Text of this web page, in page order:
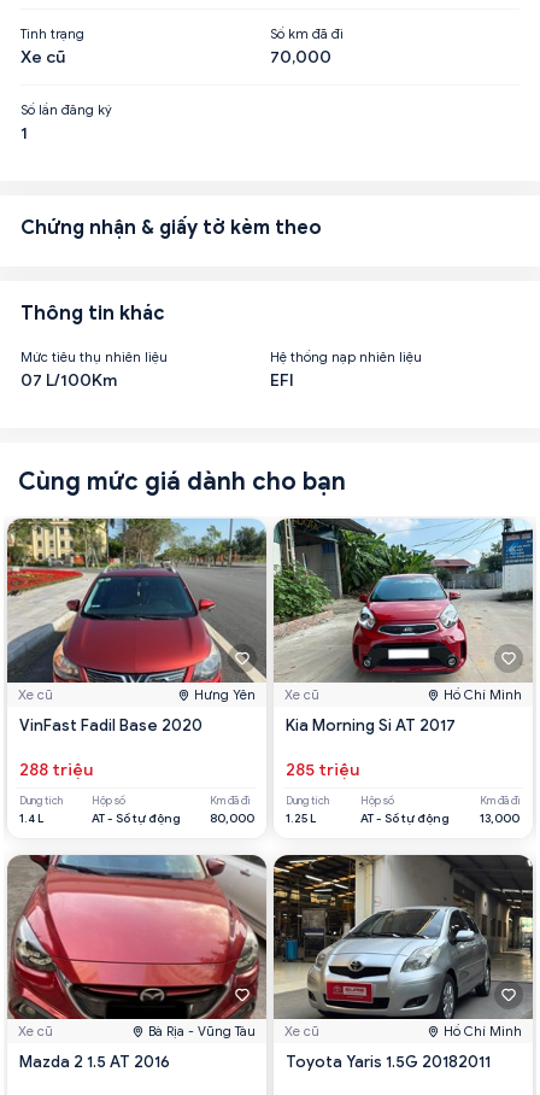
Tình trạng
Xe cũ
Số km đã đi
70,000
Số lần đăng ký
1
Chứng nhận & giấy tờ kèm theo
Thông tin khác
Mức tiêu thụ nhiên liệu
07 L/100Km
Hệ thống nạp nhiên liệu
EFI
Cùng mức giá dành cho bạn
Xe cũ Hưng Yên
VinFast Fadil Base 2020
288 triệu
Dung tích
1.4 L
Hộp số
AT - Số tự động
Km đã đi
80,000
Xe cũ Bà Rịa - Vũng Tàu
Mazda 2 1.5 AT 2016
Xe cũ Hồ Chí Minh
Kia Morning Si AT 2017
285 triệu
Dung tích
1.25 L
Hộp số
AT - Số tự động
Km đã đi
13,000
Xe cũ Hồ Chí Minh
Toyota Yaris 1.5G 20182011